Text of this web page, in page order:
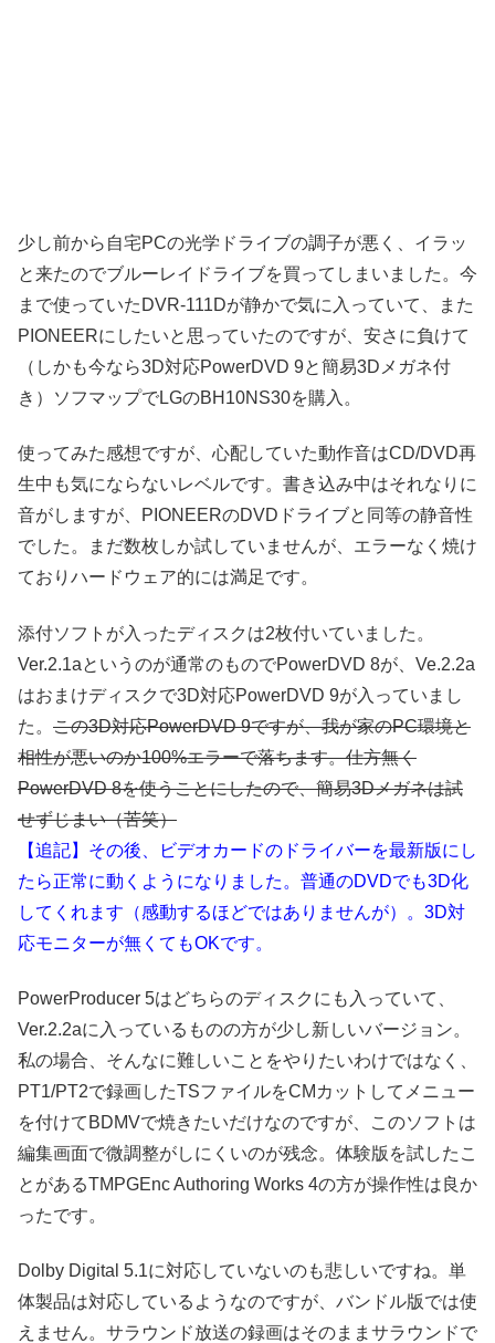
少し前から自宅PCの光学ドライブの調子が悪く、イラッ
と来たのでブルーレイドライブを買ってしまいました。今
まで使っていたDVR-111Dが静かで気に入っていて、また
PIONEERにしたいと思っていたのですが、安さに負けて
（しかも今なら3D対応PowerDVD 9と簡易3Dメガネ付
き）ソフマップでLGのBH10NS30を購入。
使ってみた感想ですが、心配していた動作音はCD/DVD再
生中も気にならないレベルです。書き込み中はそれなりに
音がしますが、PIONEERのDVDドライブと同等の静音性
でした。まだ数枚しか試していませんが、エラーなく焼け
ておりハードウェア的には満足です。
添付ソフトが入ったディスクは2枚付いていました。
Ver.2.1aというのが通常のものでPowerDVD 8が、Ve.2.2a
はおまけディスクで3D対応PowerDVD 9が入っていまし
た。 この3D対応PowerDVD 9ですが、我が家のPC環境と
相性が悪いのか100%エラーで落ちます。仕方無く
PowerDVD 8を使うことにしたので、簡易3Dメガネは試
せずじまい（苦笑）
【追記】その後、ビデオカードのドライバーを最新版にし
たら正常に動くようになりました。 普通のDVDでも3D化
してくれます （感動するほどではありませんが）
。3D対
応モニターが無くてもOKです。
PowerProducer 5はどちらのディスクにも入っていて、
Ver.2.2aに入っているものの方が少し新しいバージョン。
私の場合、そんなに難しいことをやりたいわけではなく、
PT1/PT2で録画したTSファイルをCMカットしてメニュー
を付けてBDMVで焼きたいだけなのですが、このソフトは
編集画面で微調整がしにくいのが残念。体験版を試したこ
とがあるTMPGEnc Authoring Works 4の方が操作性は良か
ったです。
Dolby Digital 5.1に対応していないのも悲しいですね。単
体製品は対応しているようなのですが、バンドル版では使
えません。サラウンド放送の録画はそのままサラウンドで